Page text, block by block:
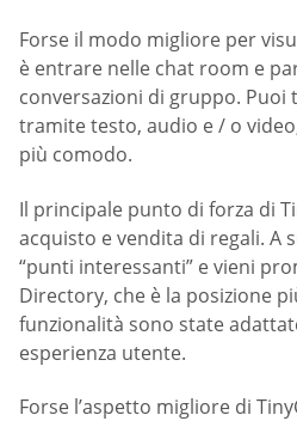
Forse il modo migliore per
è entrare nelle chat room e
conversazioni di gruppo. Puoi
tramite testo, audio e / o
più comodo.
Il principale punto di forza di
acquisto e vendita di regali. A
“punti interessanti” e vieni
Directory, che è la posizione
funzionalità sono state
esperienza utente.
Forse l’aspetto migliore di